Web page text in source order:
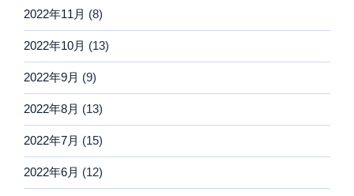
2022年11月 (8)
2022年10月 (13)
2022年9月 (9)
2022年8月 (13)
2022年7月 (15)
2022年6月 (12)